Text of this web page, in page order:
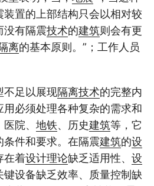
置的上部结构只会以相对较
没有隔震技术的建筑则会有更
离的基本原则。”；工作人员
不足以展现隔离技术的完整内
用必须处理各种复杂的需求和
院、 地铁、历史建筑等，它
条件和要求。在隔震建筑的设
在着设计理论缺乏适用性、 设
键设备缺乏效率、质量控制缺